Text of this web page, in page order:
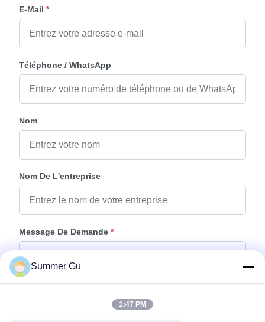
E-Mail *
Téléphone / WhatsApp
Nom
Nom De L'entreprise
Message De Demande *
Summer Gu
1:47 PM